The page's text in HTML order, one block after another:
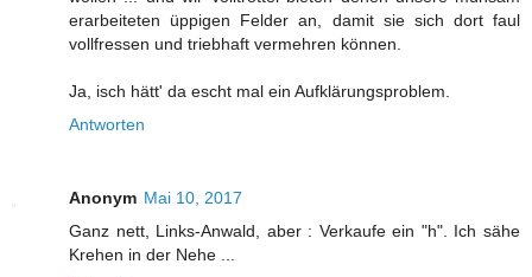
erarbeiteten üppigen Felder an, damit sie sich dort faul
vollfressen und triebhaft vermehren können.
Ja, isch hätt' da escht mal ein Aufklärungsproblem.
Antworten
Anonym Mai 10, 2017
Ganz nett, Links-Anwald, aber : Verkaufe ein "h". Ich sähe
Krehen in der Nehe ...